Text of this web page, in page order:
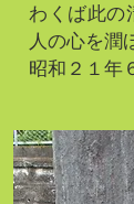
わくば此の
人の心を潤
昭和２１年